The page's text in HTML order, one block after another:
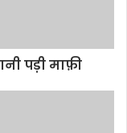
पड़ी माफ़ी